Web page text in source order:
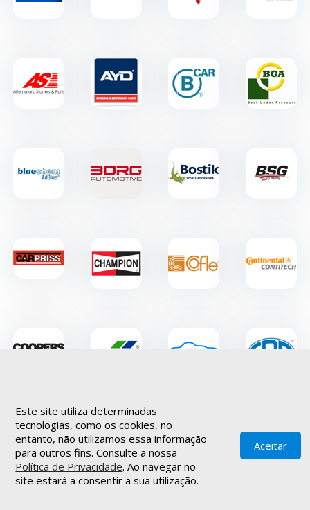
Este site utiliza determinadas
tecnologias, como os cookies, no
entanto, não utilizamos essa informação
para outros fins. Consulte a nossa
Política de Privacidade. Ao navegar no
site estará a consentir a sua utilização.
Aceitar
ver mais
© 2021INOVAnet.Todos os
direitos reservados.Política de